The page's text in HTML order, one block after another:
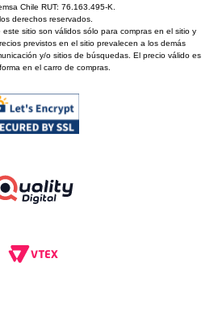
Chile RUT: 76.163.495-K.
derechos reservados.
sitio son válidos sólo para compras en el sitio y
previstos en el sitio prevalecen a los demás
y/o sitios de búsquedas. El precio válido es
en el carro de compras.